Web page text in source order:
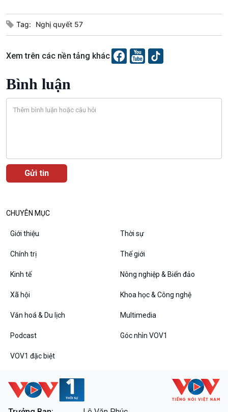
Xã hội chuyển động
Bước chân đến trường
Podcast
Góc nhìn VOV1
10 phút Sự kiện - Luận bàn
Câu chuyện thời sự
Đối thoại
Chuyện đêm
VOV1 đặc biệt
Tag: Nghị quyết 57
Xem trên các nền tảng khác
Bình luận
CHUYÊN MỤC
Giới thiệu Thời sự
Chính trị Thế giới
Kinh tế Nông nghiệp & Biển đảo
Xã hội Khoa học & Công nghệ
Văn hoá & Du lịch Multimedia
Podcast Góc nhìn VOV1
VOV1 đặc biệt